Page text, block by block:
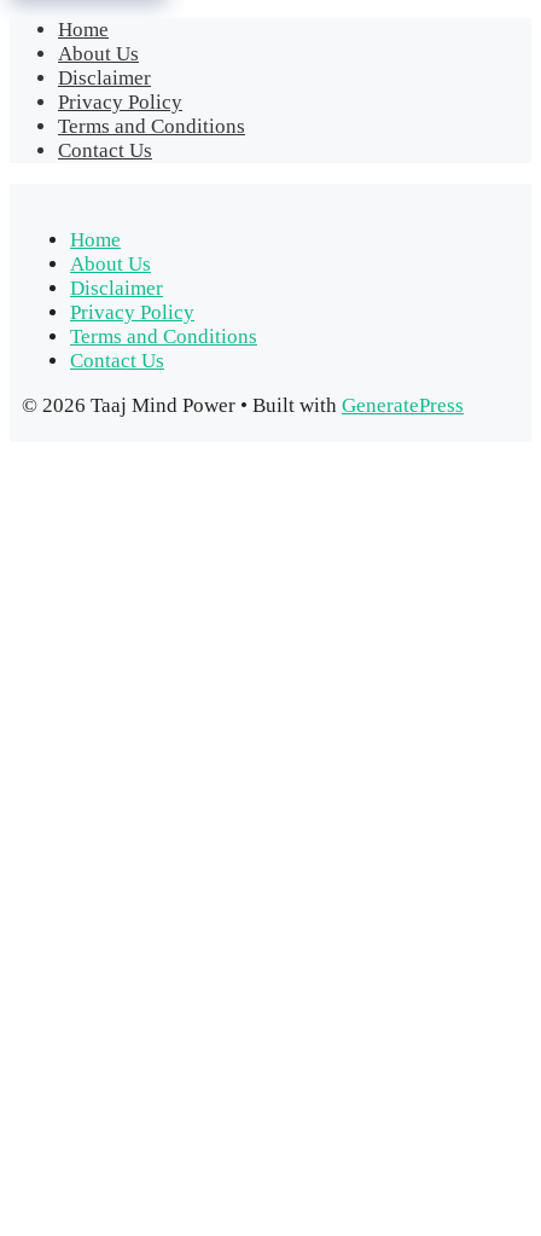
Home
About Us
Disclaimer
Privacy Policy
Terms and Conditions
Contact Us
Home
About Us
Disclaimer
Privacy Policy
Terms and Conditions
Contact Us
© 2026 Taaj Mind Power • Built with GeneratePress